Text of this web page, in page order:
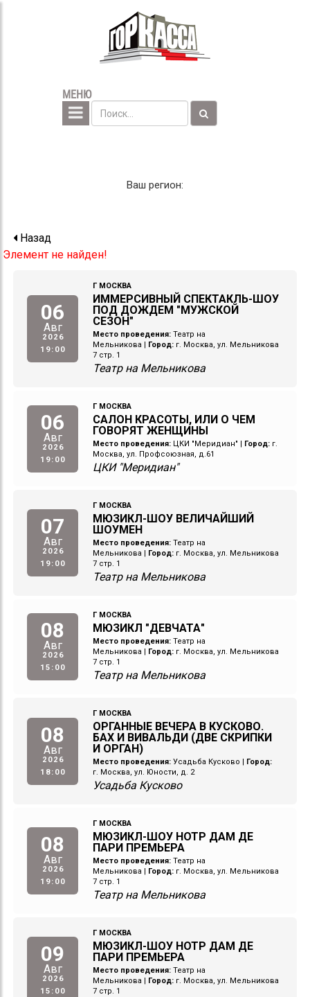
МЕНЮ
Ваш регион:
Назад
Элемент не найден!
06
Авг
2026
19:00
Г МОСКВА
ИММЕРСИВНЫЙ СПЕКТАКЛЬ-ШОУ
ПОД ДОЖДЕМ "МУЖСКОЙ
СЕЗОН"
Место проведения: Театр на
Мельникова
Город: г. Москва, ул. Мельникова
7 стр. 1
Театр на Мельникова
06
Авг
2026
19:00
Г МОСКВА
САЛОН КРАСОТЫ, ИЛИ О ЧЕМ
ГОВОРЯТ ЖЕНЩИНЫ
Место проведения: ЦКИ "Меридиан" Город: г.
Москва, ул. Профсоюзная, д.61
ЦКИ "Меридиан"
07
Авг
2026
19:00
Г МОСКВА
МЮЗИКЛ-ШОУ ВЕЛИЧАЙШИЙ
ШОУМЕН
Место проведения: Театр на
Мельникова
Город: г. Москва, ул. Мельникова
7 стр. 1
Театр на Мельникова
08
Авг
2026
15:00
Г МОСКВА
МЮЗИКЛ "ДЕВЧАТА"
Место проведения: Театр на
Мельникова
Город: г. Москва, ул. Мельникова
7 стр. 1
Театр на Мельникова
08
Авг
2026
18:00
Г МОСКВА
ОРГАННЫЕ ВЕЧЕРА В КУСКОВО.
БАХ И ВИВАЛЬДИ (ДВЕ СКРИПКИ
И ОРГАН)
Место проведения: Усадьба Кусково
Город:
г. Москва, ул. Юности, д. 2
Усадьба Кусково
08
Авг
2026
19:00
Г МОСКВА
МЮЗИКЛ-ШОУ НОТР ДАМ ДЕ
ПАРИ ПРЕМЬЕРА
Место проведения: Театр на
Мельникова
Город: г. Москва, ул. Мельникова
7 стр. 1
Театр на Мельникова
09
Авг
2026
15:00
Г МОСКВА
МЮЗИКЛ-ШОУ НОТР ДАМ ДЕ
ПАРИ ПРЕМЬЕРА
Место проведения: Театр на
Мельникова
Город: г. Москва, ул. Мельникова
7 стр. 1